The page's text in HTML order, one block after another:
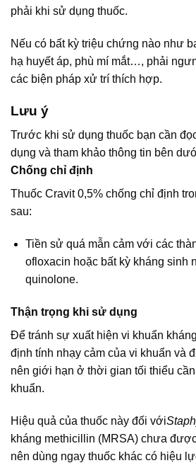
phải khi sử dụng thuốc.
Nếu có bất kỳ triệu chứng nào như
hạ huyết áp, phù mí mắt…, phải
các biện pháp xử trí thích hợp.
Lưu ý
Trước khi sử dụng thuốc bạn cần
dụng và tham khảo thông tin bên
Chống chỉ định
Thuốc Cravit 0,5% chống chỉ định
sau:
Tiền sử quá mẫn cảm với các
ofloxacin hoặc bất kỳ kháng sinh
quinolone.
Thận trọng khi sử dụng
Để tránh sự xuất hiện vi khuẩn
định tính nhạy cảm của vi khuẩn và
nên giới hạn ở thời gian tối thiểu
khuẩn.
Hiệu quả của thuốc này đối với
kháng methicillin (MRSA) chưa
nên dùng ngay thuốc khác có hiệu